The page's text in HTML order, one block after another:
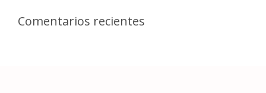
Comentarios recientes